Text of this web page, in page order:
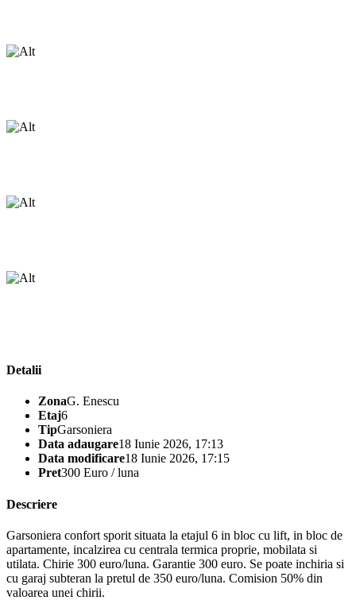
Detalii
ZonaG. Enescu
Etaj6
TipGarsoniera
Data adaugare18 Iunie 2026, 17:13
Data modificare18 Iunie 2026, 17:15
Pret300 Euro / luna
Descriere
Garsoniera confort sporit situata la etajul 6 in bloc cu lift, in bloc de
apartamente, incalzirea cu centrala termica proprie, mobilata si
utilata. Chirie 300 euro/luna. Garantie 300 euro. Se poate inchiria si
cu garaj subteran la pretul de 350 euro/luna. Comision 50% din
valoarea unei chirii.